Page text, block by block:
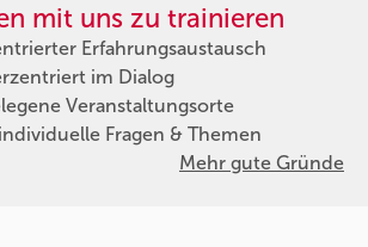
mit uns zu trainieren
Erfahrungsaustausch
im Dialog
Veranstaltungsorte
Fragen & Themen
Mehr gute Gründe